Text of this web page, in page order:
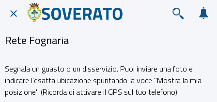
Rete Fognaria
Segnala un guasto o un disservizio. Puoi inviare una foto e
indicare l'esatta ubicazione spuntando la voce "Mostra la mia
posizione" (Ricorda di attivare il GPS sul tuo telefono).